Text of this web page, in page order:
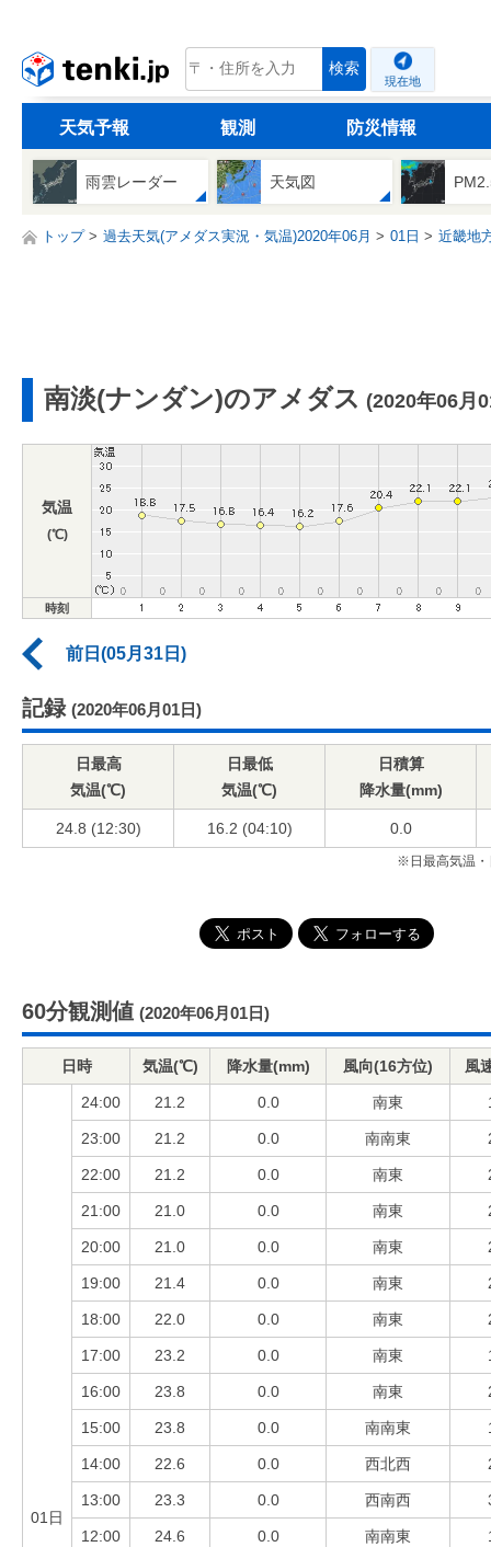
tenki.jp 検索
現在地
天気予報 観測 防災情報
雨雲レーダー 天気図
トップ 過去天気(アメダス実況・気温)2020年06月 01日 近畿地
南淡(ナンダン)のアメダス (2020年06月
気温
(℃)
時刻
前日(05月31日)
記録 (2020年06月01日)
日最高
気温(℃)
日最低
気温(℃)
日積算
降水量(mm)
24.8 (12:30) 16.2 (04:10) 0.0
※日最高気温・
60分観測値 (2020年06月01日)
日時 気温(℃) 降水量(mm) 風向(16方位) 風
01日
24:00 21.2 0.0 南東
23:00 21.2 0.0 南南東
22:00 21.2 0.0 南東
21:00 21.0 0.0 南東
20:00 21.0 0.0 南東
19:00 21.4 0.0 南東
18:00 22.0 0.0 南東
17:00 23.2 0.0 南東
16:00 23.8 0.0 南東
15:00 23.8 0.0 南南東
14:00 22.6 0.0 西北西
13:00 23.3 0.0 西南西
12:00 24.6 0.0 南南東